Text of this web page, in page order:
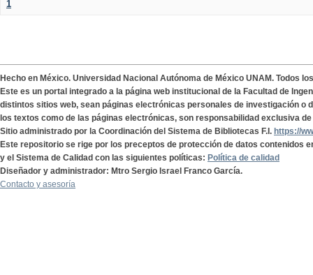
1
Hecho en México. Universidad Nacional Autónoma de México UNAM. Todos
Este es un portal integrado a la página web institucional de la Facultad de
distintos sitios web, sean páginas electrónicas personales de investigación o
los textos como de las páginas electrónicas, son responsabilidad exclusiva
Sitio administrado por la Coordinación del Sistema de Bibliotecas F.I. https://
Este repositorio se rige por los preceptos de protección de datos contenidos
y el Sistema de Calidad con las siguientes políticas: Política de calidad
Diseñador y administrador: Mtro Sergio Israel Franco García.
Contacto y asesoría